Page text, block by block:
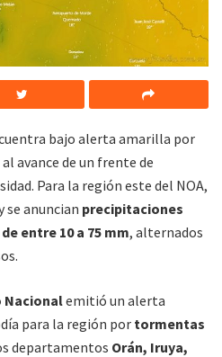
bajo alerta amarilla por
avance de un frente de
Para la región este del NOA,
se anuncian precipitaciones
entre 10 a 75 mm, alternados
Nacionalemitió un alerta
para la región por tormentas
departamentos Orán, Iruya,